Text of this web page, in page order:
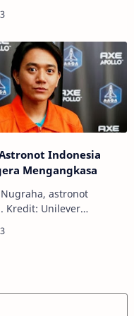
Program Apollo Amerika
Indonesia
Mengangkasa
astronot
Kredit: Unilever
jalan-jalan ke luar